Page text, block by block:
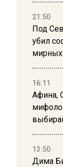
21:50
Под
убил
16:11
Афина,
13:50
Дима